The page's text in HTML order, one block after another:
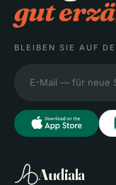
gut
BLEIBEN SIE AUF
Audiala